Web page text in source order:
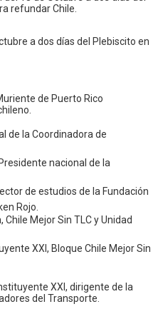
a dos días del Plebiscito en
de Puerto Rico
de la Coordinadora de
nacional de la
de estudios de la Fundación
Rojo.
Mejor Sin TLC y Unidad
XXI, Bloque Chile Mejor Sin
XXI, dirigente de la
del Transporte.